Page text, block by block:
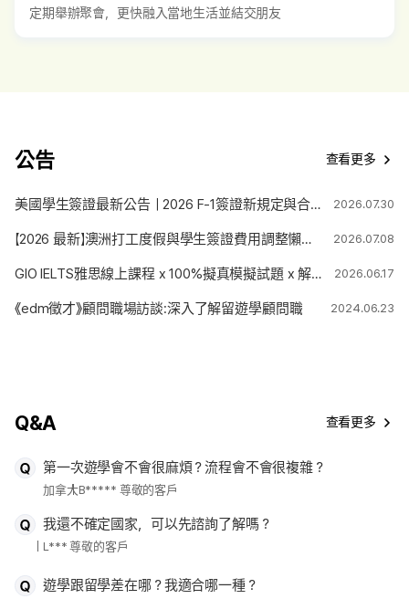
定期舉辦聚會，更快融入當地生活並結交朋友
公告 查看更多
美國學生簽證最新公告｜2026 F-1簽證新規定與合法停留期限變更解析 2026.07.30
【2026 最新】澳洲打工度假與學生簽證費用調整懶人包 2026.07.08
GIO IELTS雅思線上課程 x 100%擬真模擬試題 x 解題技巧 2026.06.17
《edm徵才》顧問職場訪談:深入了解留遊學顧問職 2024.06.23
Q&A 查看更多
第一次遊學會不會很麻煩？流程會不會很複雜？
加拿大B***** 尊敬的客戶
我還不確定國家，可以先諮詢了解嗎？
L*** 尊敬的客戶
遊學跟留學差在哪？我適合哪一種？